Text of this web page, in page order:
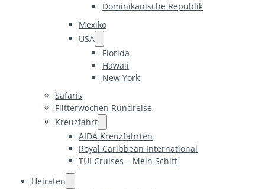
Dominikanische Republik
Mexiko
USA
Florida
Hawaii
New York
Safaris
Flitterwochen Rundreise
Kreuzfahrt
AIDA Kreuzfahrten
Royal Caribbean International
TUI Cruises – Mein Schiff
Heiraten